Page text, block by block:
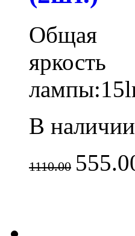
Общая
яркость
В наличии
1110.00